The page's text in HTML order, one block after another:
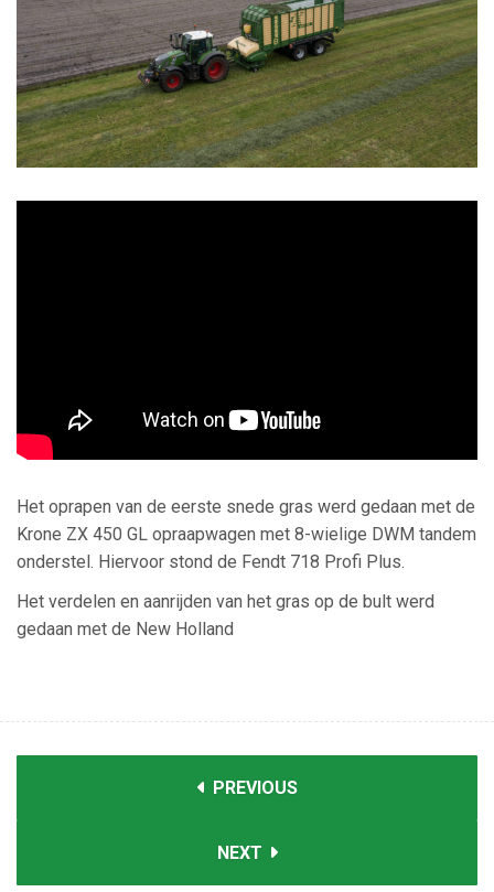
Het oprapen van de eerste snede gras werd gedaan met de
Krone ZX 450 GL opraapwagen met 8-wielige DWM tandem
onderstel. Hiervoor stond de Fendt 718 Profi Plus.
Het verdelen en aanrijden van het gras op de bult werd
gedaan met de New Holland
PREVIOUS
NEXT